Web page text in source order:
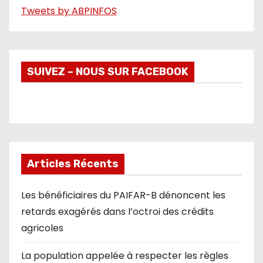
Tweets by ABPINFOS
SUIVEZ – NOUS SUR FACEBOOK
Articles Récents
Les bénéficiaires du PAIFAR-B dénoncent les
retards exagérés dans l’octroi des crédits
agricoles
La population appelée à respecter les règles